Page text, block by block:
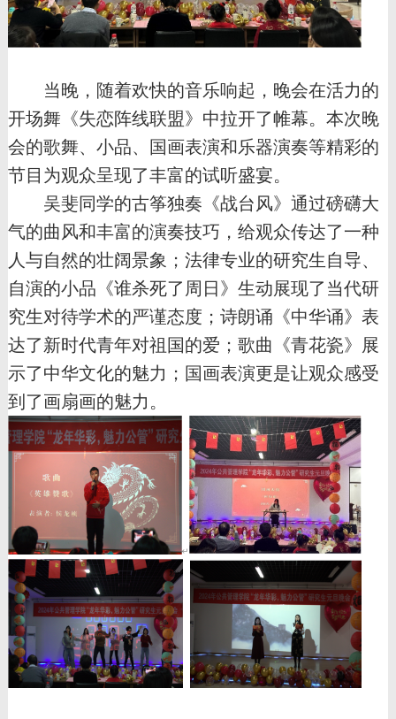
当晚，随着欢快的音乐响起，晚会在活力的
开场舞《失恋阵线联盟》中拉开了帷幕。本次晚
会的歌舞、小品、国画表演和乐器演奏等精彩的
节目为观众呈现了丰富的试听盛宴。
吴斐同学的古筝独奏《战台风》通过磅礴大
气的曲风和丰富的演奏技巧，给观众传达了一种
人与自然的壮阔景象；法律专业的研究生自导、
自演的小品《谁杀死了周日》生动展现了当代研
究生对待学术的严谨态度；诗朗诵《中华诵》表
达了新时代青年对祖国的爱；歌曲《青花瓷》展
示了中华文化的魅力；国画表演更是让观众感受
到了画扇画的魅力。